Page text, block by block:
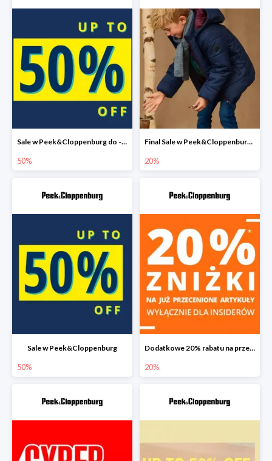
Sale w Peek&Cloppenburg do -50%
50%
Final Sale w Peek&Cloppenburg dodatkowy rabat do -20%
20%
Sale w Peek&Cloppenburg
50%
Dodatkowe 20% rabatu na przecenione produkty w Peek&Cloppenburg dla Insiderów
20%